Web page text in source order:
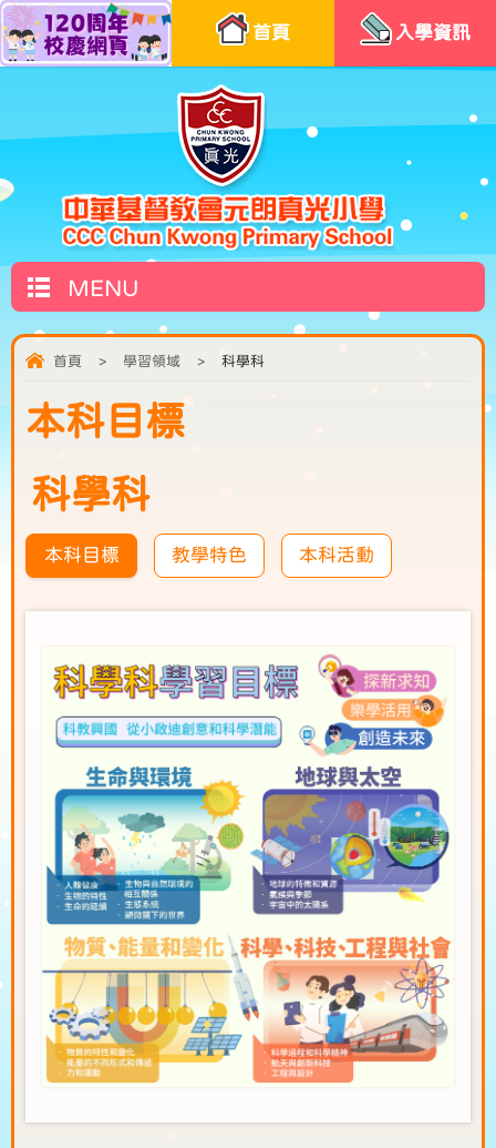
首頁 入學資訊
MENU
首頁 > 學習領域 > 科學科
本科目標
科學科
本科目標 教學特色 本科活動